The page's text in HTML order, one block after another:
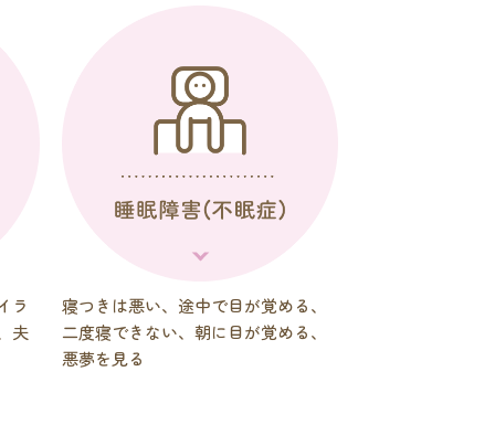
ラ
夫
寝つきは悪い、途中で目が覚める、
二度寝できない、朝に目が覚める、
悪夢を見る